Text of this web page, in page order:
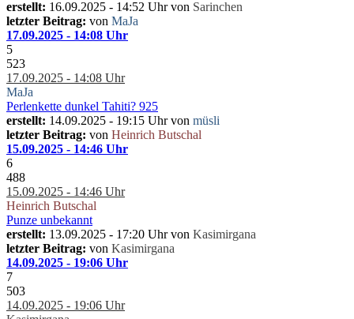
erstellt: 16.09.2025 - 14:52 Uhr von Sarinchen
letzter Beitrag: von MaJa
17.09.2025 - 14:08 Uhr
5
523
17.09.2025 - 14:08 Uhr
MaJa
Perlenkette dunkel Tahiti? 925
erstellt: 14.09.2025 - 19:15 Uhr von müsli
letzter Beitrag: von Heinrich Butschal
15.09.2025 - 14:46 Uhr
6
488
15.09.2025 - 14:46 Uhr
Heinrich Butschal
Punze unbekannt
erstellt: 13.09.2025 - 17:20 Uhr von Kasimirgana
letzter Beitrag: von Kasimirgana
14.09.2025 - 19:06 Uhr
7
503
14.09.2025 - 19:06 Uhr